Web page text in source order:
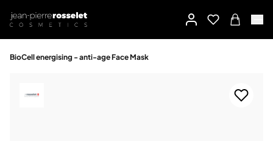
BioCell energising - anti-age Face Mask